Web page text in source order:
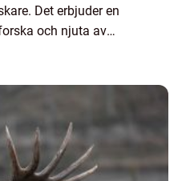
Det erbjuder en
och njuta av